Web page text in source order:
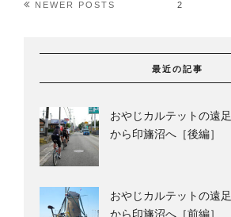
2
NEWER POSTS
最近の記事
おやじカルテットの遠
から印旛沼へ［後編］
おやじカルテットの遠
から印旛沼へ［前編］